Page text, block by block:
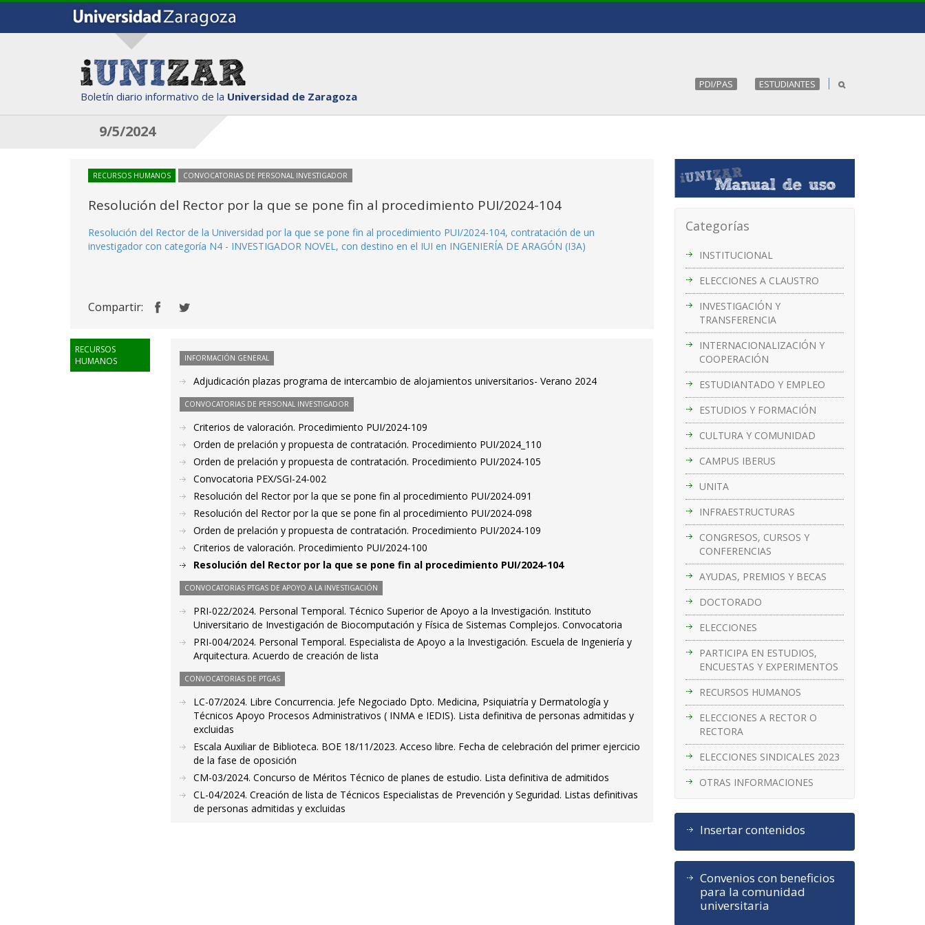
Boletín diario informativo de la Universidad de Zaragoza
PDI/PAS ESTUDIANTES
9/5/2024
Categorías
INSTITUCIONAL
ELECCIONES A CLAUSTRO
INVESTIGACIÓN Y
TRANSFERENCIA
INTERNACIONALIZACIÓN Y
COOPERACIÓN
ESTUDIANTADO Y EMPLEO
ESTUDIOS Y FORMACIÓN
CULTURA Y COMUNIDAD
CAMPUS IBERUS
UNITA
INFRAESTRUCTURAS
CONGRESOS, CURSOS Y
CONFERENCIAS
AYUDAS, PREMIOS Y BECAS
DOCTORADO
ELECCIONES
PARTICIPA EN ESTUDIOS,
ENCUESTAS Y EXPERIMENTOS
RECURSOS HUMANOS
ELECCIONES A RECTOR O
RECTORA
ELECCIONES SINDICALES 2023
OTRAS INFORMACIONES
Insertar contenidos
Convenios con beneficios
para la comunidad
universitaria
RECURSOS HUMANOS CONVOCATORIAS DE PERSONAL INVESTIGADOR
Resolución del Rector por la que se pone fin al procedimiento PUI/2024-104
Resolución del Rector de la Universidad por la que se pone fin al procedimiento PUI/2024-104, contratación de un
investigador con categoría N4 - INVESTIGADOR NOVEL, con destino en el IUI en INGENIERÍA DE ARAGÓN (I3A)
Compartir:
RECURSOS
HUMANOS
INFORMACIÓN GENERAL
Adjudicación plazas programa de intercambio de alojamientos universitarios- Verano 2024
CONVOCATORIAS DE PERSONAL INVESTIGADOR
Criterios de valoración. Procedimiento PUI/2024-109
Orden de prelación y propuesta de contratación. Procedimiento PUI/2024_110
Orden de prelación y propuesta de contratación. Procedimiento PUI/2024-105
Convocatoria PEX/SGI-24-002
Resolución del Rector por la que se pone fin al procedimiento PUI/2024-091
Resolución del Rector por la que se pone fin al procedimiento PUI/2024-098
Orden de prelación y propuesta de contratación. Procedimiento PUI/2024-109
Criterios de valoración. Procedimiento PUI/2024-100
Resolución del Rector por la que se pone fin al procedimiento PUI/2024-104
CONVOCATORIAS PTGAS DE APOYO A LA INVESTIGACIÓN
PRI-022/2024. Personal Temporal. Técnico Superior de Apoyo a la Investigación. Instituto
Universitario de Investigación de Biocomputación y Física de Sistemas Complejos. Convocatoria
PRI-004/2024. Personal Temporal. Especialista de Apoyo a la Investigación. Escuela de Ingeniería y
Arquitectura. Acuerdo de creación de lista
CONVOCATORIAS DE PTGAS
LC-07/2024. Libre Concurrencia. Jefe Negociado Dpto. Medicina, Psiquiatría y Dermatología y
Técnicos Apoyo Procesos Administrativos ( INMA e IEDIS). Lista definitiva de personas admitidas y
excluidas
Escala Auxiliar de Biblioteca. BOE 18/11/2023. Acceso libre. Fecha de celebración del primer ejercicio
de la fase de oposición
CM-03/2024. Concurso de Méritos Técnico de planes de estudio. Lista definitiva de admitidos
CL-04/2024. Creación de lista de Técnicos Especialistas de Prevención y Seguridad. Listas definitivas
de personas admitidas y excluidas